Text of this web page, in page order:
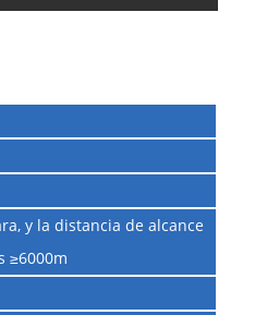
y la distancia de alcance
≥6000m